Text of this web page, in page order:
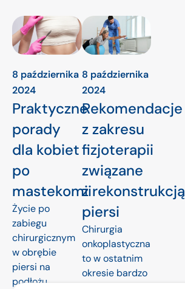
8 października
2024
Praktyczne
porady
dla kobiet
po
mastekomii
Życie po
zabiegu
chirurgicznym
w obrębie
piersi na
podłożu
8 października
2024
Rekomendacje
z zakresu
fizjoterapii
związane
z rekonstrukcją
piersi
Chirurgia
onkoplastyczna
to w ostatnim
okresie bardzo